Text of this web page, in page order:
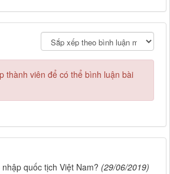
thành viên để có thể bình luận bài
quốc tịch Việt Nam? (29/06/2019)